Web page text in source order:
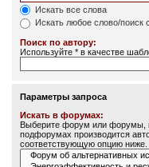
Искать все слова
Искать любое слово/поиск
Поиск по автору:
Используйте * в качестве
Параметры запроса
Искать в форумах:
Выберите форум или форумы,
подфорумах производится
соответствующую опцию ниже.